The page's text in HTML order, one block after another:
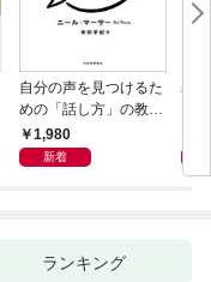
自分の声を見つけるた
めの「話し方」の教
室 Ｏｒａｃｙ（オラ
シー）
1,980
新着
基
ランキング